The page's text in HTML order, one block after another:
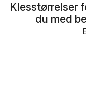
Klesstørrelser
du med